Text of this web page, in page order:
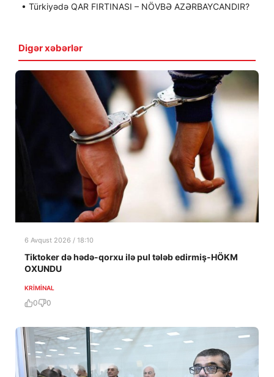
• Türkiyədə QAR FIRTINASI – NÖVBƏ AZƏRBAYCANDIR?
Digər xəbərlər
6 Avqust 2026 / 18:10
Tiktoker də hədə-qorxu ilə pul tələb edirmiş-HÖKM
OXUNDU
KRIMINAL
0 0